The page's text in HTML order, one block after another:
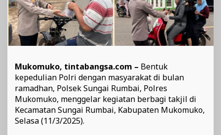
Mukomuko, tintabangsa.com – Bentuk
kepedulian Polri dengan masyarakat di bulan
ramadhan, Polsek Sungai Rumbai, Polres
Mukomuko, menggelar kegiatan berbagi takjil di
Kecamatan Sungai Rumbai, Kabupaten Mukomuko,
Selasa (11/3/2025).